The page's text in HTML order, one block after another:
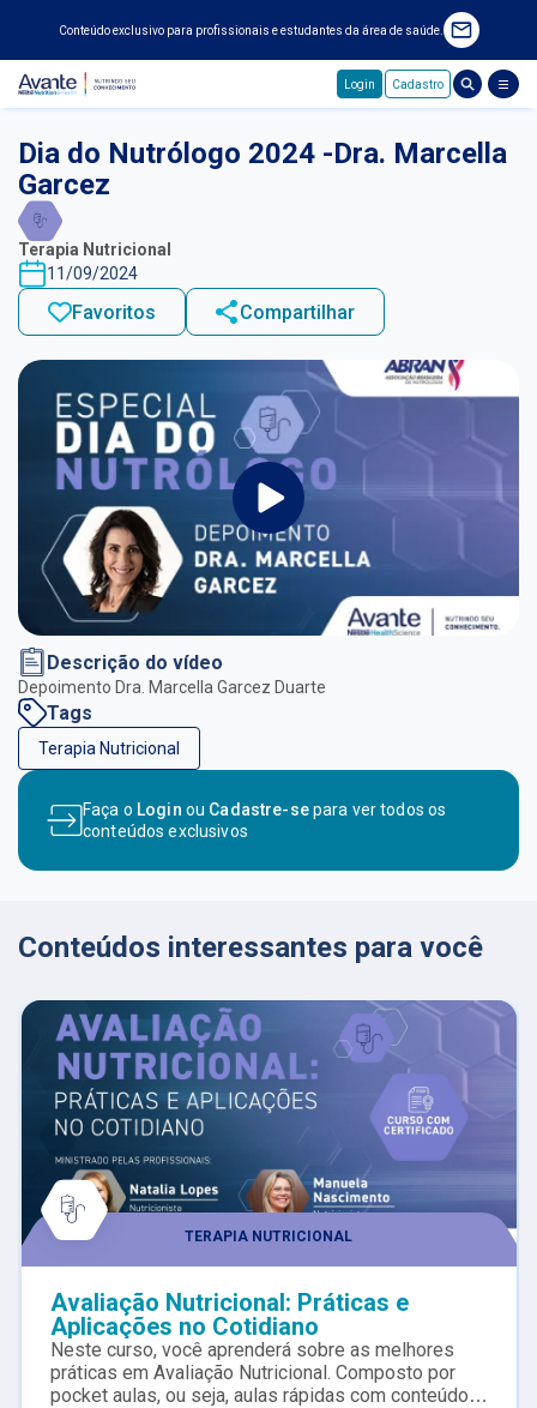
Conteúdo exclusivo para profissionais e estudantes da área de saúde.
Login Cadastro
Dia do Nutrólogo 2024 -Dra. Marcella
Garcez
Terapia Nutricional
11/09/2024
Favoritos Compartilhar
Descrição do vídeo
Depoimento Dra. Marcella Garcez Duarte
Tags
Terapia Nutricional
Faça o Login ou Cadastre-separa ver todos os
conteúdos exclusivos
Conteúdos interessantes para você
TERAPIA NUTRICIONAL
Avaliação Nutricional: Práticas e
Aplicações no Cotidiano
Neste curso, você aprenderá sobre as melhores
práticas em Avaliação Nutricional. Composto por
pocket aulas, ou seja, aulas rápidas com conteúdo